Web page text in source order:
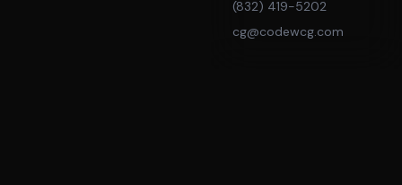
(832) 419-5202
cg@codewcg.com